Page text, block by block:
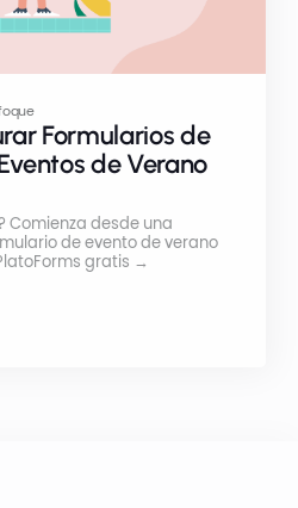
Formularios de
de Verano
Comienza desde una
de evento de verano
gratis →